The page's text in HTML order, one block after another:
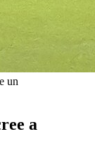
un
a